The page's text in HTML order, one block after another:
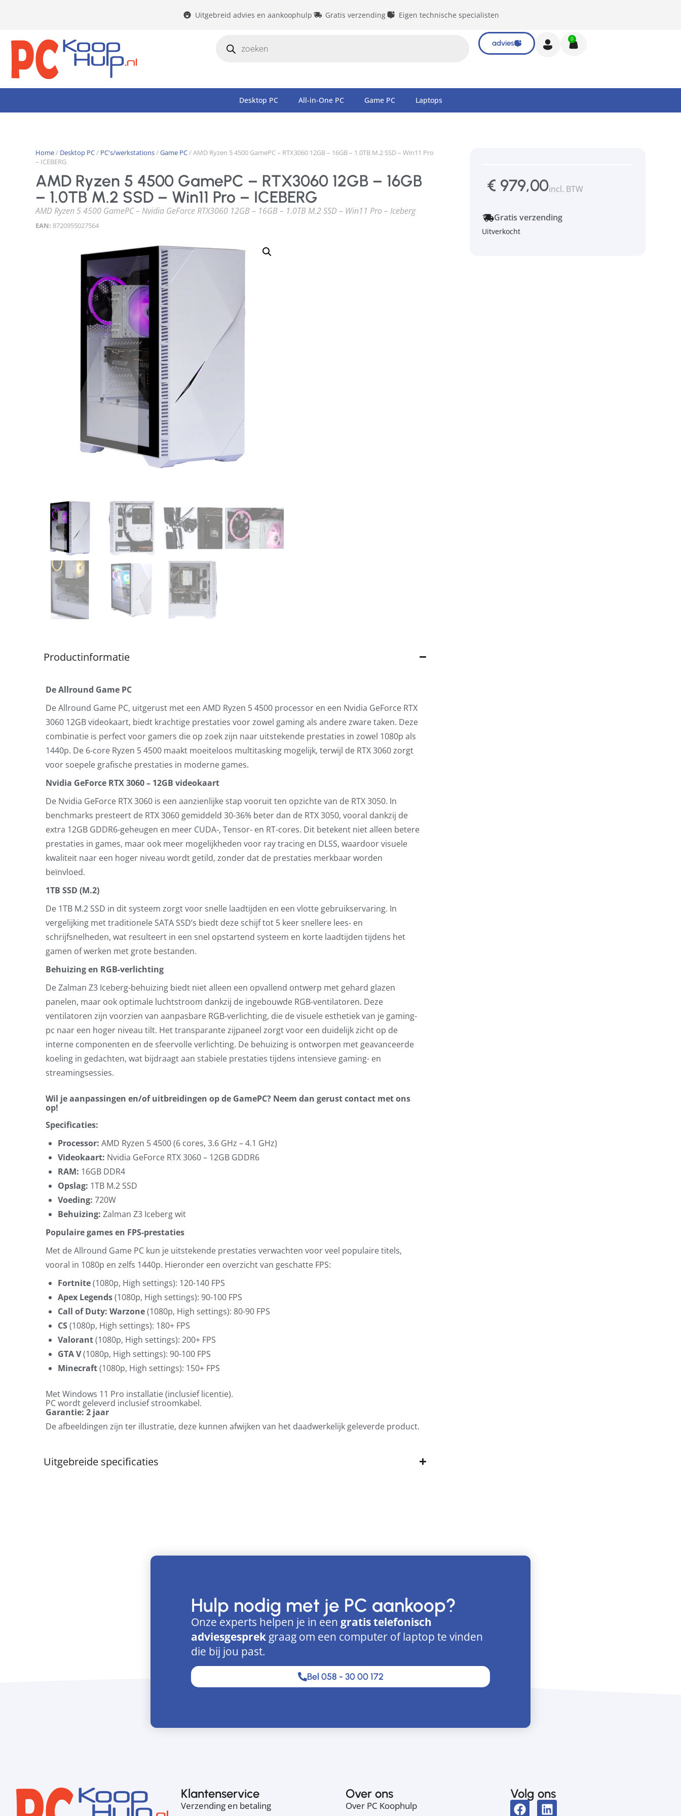
Uitgebreid advies en aankoophulp Gratis verzending Eigen technische specialisten
advies 0
Desktop PC All-in-One PC Game PC Laptops
Home/ Desktop PC/ PC's/werkstations/Game PC/ AMD Ryzen 5 4500 GamePC – RTX3060 12GB – 16GB – 1.0TB M.2 SSD – Win11 Pro
– ICEBERG
AMD Ryzen 5 4500 GamePC – RTX3060 12GB – 16GB
– 1.0TB M.2 SSD – Win11 Pro – ICEBERG
AMD Ryzen 5 4500 GamePC – Nvidia GeForce RTX3060 12GB – 16GB – 1.0TB M.2 SSD – Win11 Pro – Iceberg
EAN: 8720955027564
Productinformatie
De Allround Game PC
De Allround Game PC, uitgerust met een AMD Ryzen 5 4500 processor en een Nvidia GeForce RTX
3060 12GB videokaart, biedt krachtige prestaties voor zowel gaming als andere zware taken. Deze
combinatie is perfect voor gamers die op zoek zijn naar uitstekende prestaties in zowel 1080p als
1440p. De 6-core Ryzen 5 4500 maakt moeiteloos multitasking mogelijk, terwijl de RTX 3060 zorgt
voor soepele grafische prestaties in moderne games.
Nvidia GeForce RTX 3060 – 12GB videokaart
De Nvidia GeForce RTX 3060 is een aanzienlijke stap vooruit ten opzichte van de RTX 3050. In
benchmarks presteert de RTX 3060 gemiddeld 30-36% beter dan de RTX 3050, vooral dankzij de
extra 12GB GDDR6-geheugen en meer CUDA-, Tensor- en RT-cores. Dit betekent niet alleen betere
prestaties in games, maar ook meer mogelijkheden voor ray tracing en DLSS, waardoor visuele
kwaliteit naar een hoger niveau wordt getild, zonder dat de prestaties merkbaar worden
beïnvloed.
1TB SSD (M.2)
De 1TB M.2 SSD in dit systeem zorgt voor snelle laadtijden en een vlotte gebruikservaring. In
vergelijking met traditionele SATA SSD’s biedt deze schijf tot 5 keer snellere lees- en
schrijfsnelheden, wat resulteert in een snel opstartend systeem en korte laadtijden tijdens het
gamen of werken met grote bestanden.
Behuizing en RGB-verlichting
De Zalman Z3 Iceberg-behuizing biedt niet alleen een opvallend ontwerp met gehard glazen
panelen, maar ook optimale luchtstroom dankzij de ingebouwde RGB-ventilatoren. Deze
ventilatoren zijn voorzien van aanpasbare RGB-verlichting, die de visuele esthetiek van je gaming-
pc naar een hoger niveau tilt. Het transparante zijpaneel zorgt voor een duidelijk zicht op de
interne componenten en de sfeervolle verlichting. De behuizing is ontworpen met geavanceerde
koeling in gedachten, wat bijdraagt aan stabiele prestaties tijdens intensieve gaming- en
streamingsessies.
Wil je aanpassingen en/of uitbreidingen op de GamePC? Neem dan gerust contact met ons
op!
Specificaties:
Processor: AMD Ryzen 5 4500 (6 cores, 3.6 GHz – 4.1 GHz)
Videokaart: Nvidia GeForce RTX 3060 – 12GB GDDR6
RAM: 16GB DDR4
Opslag: 1TB M.2 SSD
Voeding: 720W
Behuizing: Zalman Z3 Iceberg wit
Populaire games en FPS-prestaties
Met de Allround Game PC kun je uitstekende prestaties verwachten voor veel populaire titels,
vooral in 1080p en zelfs 1440p. Hieronder een overzicht van geschatte FPS:
Fortnite(1080p, High settings): 120-140 FPS
Apex Legends(1080p, High settings): 90-100 FPS
Call of Duty: Warzone(1080p, High settings): 80-90 FPS
CS(1080p, High settings): 180+ FPS
Valorant(1080p, High settings): 200+ FPS
GTA V(1080p, High settings): 90-100 FPS
Minecraft(1080p, High settings): 150+ FPS
Met Windows 11 Pro installatie (inclusief licentie).
PC wordt geleverd inclusief stroomkabel.
Garantie: 2 jaar
De afbeeldingen zijn ter illustratie, deze kunnen afwijken van het daadwerkelijk geleverde product.
Uitgebreide specificaties
€ 979,00incl. BTW
Gratis verzending
Uitverkocht
Hulp nodig met je PC aankoop?
Onze experts helpen je in een gratis telefonisch
adviesgesprek graag om een computer of laptop te vinden
die bij jou past.
Bel 058 - 30 00 172
Klantenservice
Verzending en betaling
Over ons
Over PC Koophulp
Volg ons